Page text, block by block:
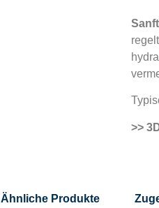
>>
Ähnliche Produkte